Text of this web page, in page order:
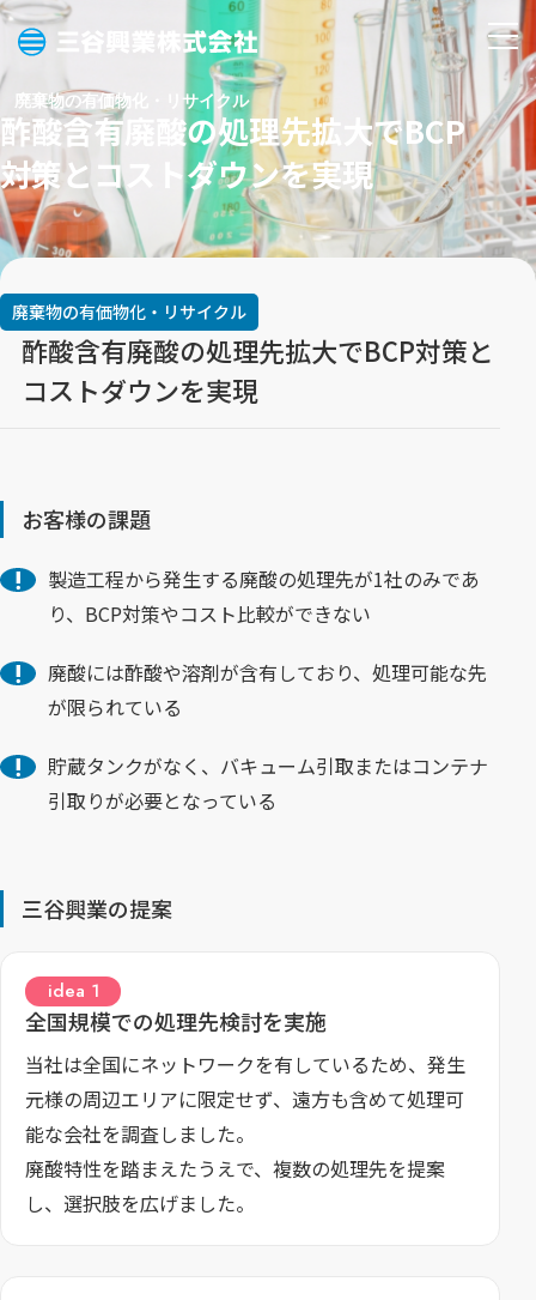
谷
業
株
式
会
メ
ニ
ュ
を
開
く
廃棄物の有価物化・リサイクル
酢酸含有廃酸の処理先拡大でBCP
対策とコストダウンを実現
廃棄物の有価物化・リサイクル
酢酸含有廃酸の処理先拡大でBCP対策と
コストダウンを実現
お客様の課題
製造工程から発生する廃酸の処理先が1社のみであ
り、BCP対策やコスト比較ができない
廃酸には酢酸や溶剤が含有しており、処理可能な先
が限られている
貯蔵タンクがなく、バキューム引取またはコンテナ
引取りが必要となっている
三谷興業の提案
全国規模での処理先検討を実施
当社は全国にネットワークを有しているため、発生
元様の周辺エリアに限定せず、遠方も含めて処理可
能な会社を調査しました。
廃酸特性を踏まえたうえで、複数の処理先を提案
し、選択肢を広げました。